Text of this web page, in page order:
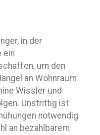
in der
ein
um den
an Wohnraum
Wissler und
Unstrittig ist
notwendig
an bezahlbarem